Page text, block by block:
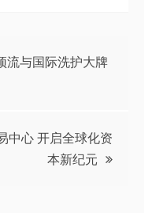
流与国际洗护大牌
中心 开启全球化资
本新纪元